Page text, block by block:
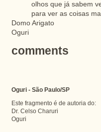
olhos que já sabem
para ver as coisas
Domo Arigato
Oguri
comments
Oguri - São Paulo/SP
Este fragmento é de autoria do:
Dr. Celso Charuri
Oguri